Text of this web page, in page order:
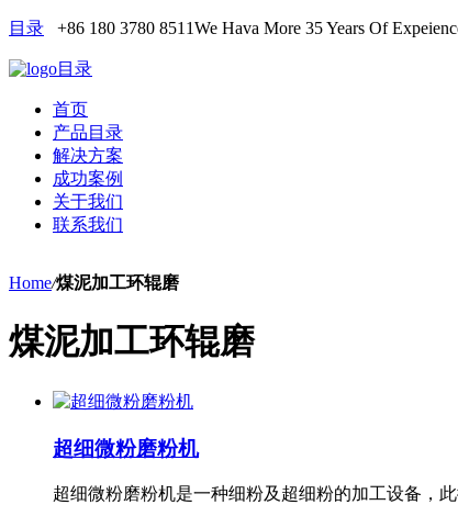
目录 +86 180 3780 8511We Hava More 35 Years Of
目录
首页
产品目录
解决方案
成功案例
关于我们
联系我们
Home/煤泥加工环辊磨
煤泥加工环辊磨
超细微粉磨粉机
超细微粉磨粉机是一种细粉及超细粉的加工设备，